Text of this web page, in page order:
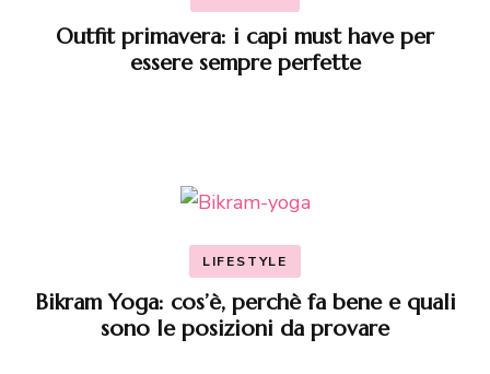
Outfit primavera: i capi must have per
essere sempre perfette
LIFESTYLE
Bikram Yoga: cos’è, perchè fa bene e quali
sono le posizioni da provare